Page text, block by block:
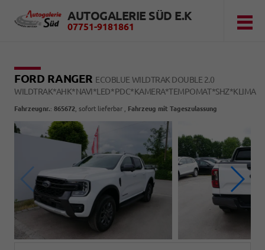
AUTOGALERIE SÜD E.K
07751-9181861
FORD RANGER ECOBLUE WILDTRAK DOUBLE 2.0
WILDTRAK*AHK*NAVI*LED*PDC*KAMERA*TEMPOMAT*SHZ*KLIMA
Fahrzeugnr.: 865672 sofort lieferbar Fahrzeug mit Tageszulassung